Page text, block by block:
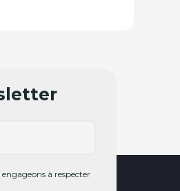
à respecter